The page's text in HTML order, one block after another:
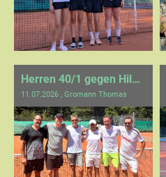
Herren 40/1 gegen Hildrizhausen
11.07.2026 , Gromann Thomas